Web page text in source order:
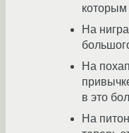
На
На
в это
На